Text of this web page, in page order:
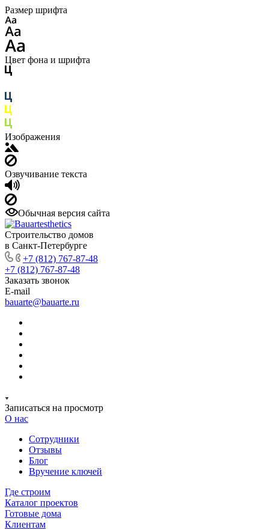
Размер шрифта
Цвет фона и шрифта
Изображения
Озвучивание текста
Обычная версия сайта
Строительство домов
в Санкт-Петербурге
+7 (812) 767-87-48
+7 (812) 767-87-48
Заказать звонок
E-mail
bauarte@bauarte.ru
Записаться на просмотр
О нас
Сотрудники
Отзывы
Блог
Вручение ключей
Где строим
Каталог проектов
Готовые дома
Клиентам